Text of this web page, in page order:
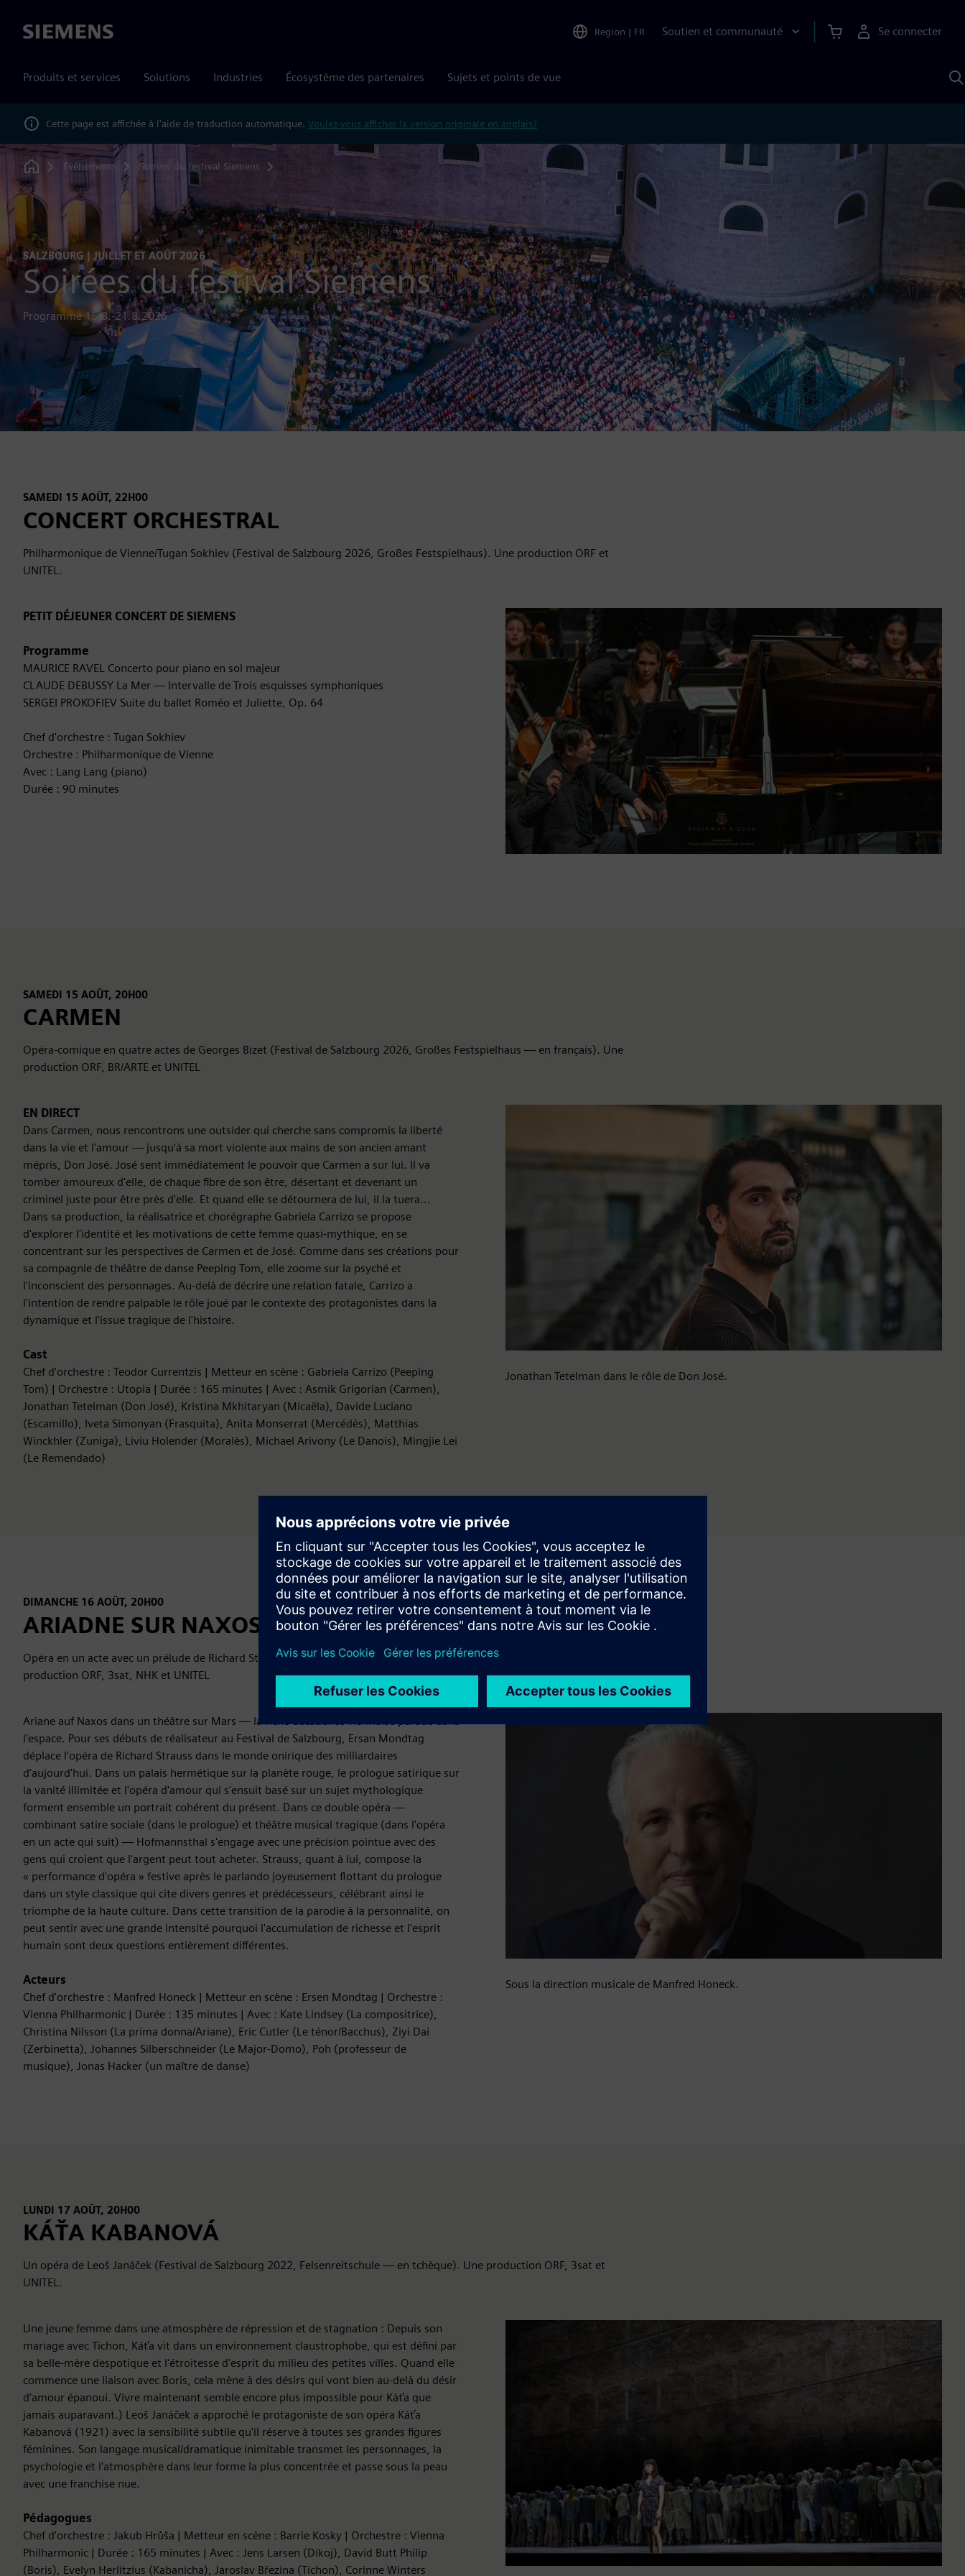
Siemens Region | FR Soutien et communauté Se connecter
Produits et services Solutions Industries Écosystème des partenaires Sujets et points de vue
Cette page est affichée à l'aide de traduction automatique. Voulez-vous afficher la version originale en anglais?
Home
Événements Soirées du festival Siemens
SALZBOURG | JUILLET ET AOÛT 2026
Soirées du festival Siemens
Programme 15.8.-21.8.2026
SAMEDI 15 AOÛT, 22H00
CONCERT ORCHESTRAL
Philharmonique de Vienne/Tugan Sokhiev (Festival de Salzbourg 2026, Großes Festspielhaus). Une production ORF et
UNITEL.
PETIT DÉJEUNER CONCERT DE SIEMENS
Programme
MAURICE RAVEL Concerto pour piano en sol majeur
CLAUDE DEBUSSY La Mer — Intervalle de Trois esquisses symphoniques
SERGEI PROKOFIEV Suite du ballet Roméo et Juliette, Op. 64
Chef d'orchestre : Tugan Sokhiev
Orchestre : Philharmonique de Vienne
Avec : Lang Lang (piano)
Durée : 90 minutes
SAMEDI 15 AOÛT, 20H00
CARMEN
Opéra-comique en quatre actes de Georges Bizet (Festival de Salzbourg 2026, Großes Festspielhaus — en français). Une
production ORF, BR/ARTE et UNITEL
EN DIRECT
Dans Carmen, nous rencontrons une outsider qui cherche sans compromis la liberté
dans la vie et l'amour — jusqu'à sa mort violente aux mains de son ancien amant
mépris, Don José. José sent immédiatement le pouvoir que Carmen a sur lui. Il va
tomber amoureux d'elle, de chaque fibre de son être, désertant et devenant un
criminel juste pour être près d'elle. Et quand elle se détournera de lui, il la tuera...
Dans sa production, la réalisatrice et chorégraphe Gabriela Carrizo se propose
d'explorer l'identité et les motivations de cette femme quasi-mythique, en se
concentrant sur les perspectives de Carmen et de José. Comme dans ses créations pour
sa compagnie de théâtre de danse Peeping Tom, elle zoome sur la psyché et
l'inconscient des personnages. Au-delà de décrire une relation fatale, Carrizo a
l'intention de rendre palpable le rôle joué par le contexte des protagonistes dans la
dynamique et l'issue tragique de l'histoire.
Cast
Chef d'orchestre : Teodor Currentzis | Metteur en scène : Gabriela Carrizo (Peeping
Tom) | Orchestre : Utopia | Durée : 165 minutes | Avec : Asmik Grigorian (Carmen),
Jonathan Tetelman (Don José), Kristina Mkhitaryan (Micaëla), Davide Luciano
(Escamillo), Iveta Simonyan (Frasquita), Anita Monserrat (Mercédès), Matthias
Winckhler (Zuniga), Liviu Holender (Moralès), Michael Arivony (Le Danois), Mingjie Lei
(Le Remendado)
Jonathan Tetelman dans le rôle de Don José.
DIMANCHE 16 AOÛT, 20H00
ARIADNE SUR NAXOS
Opéra en un acte avec un prélude de Richard Strauss (Festival de Salzbourg 2026, Haus für Mozart — en allemand). Une
production ORF, 3sat, NHK et UNITEL
Ariane auf Naxos dans un théâtre sur Mars — la riche décadence viennoise perdue dans
l'espace. Pour ses débuts de réalisateur au Festival de Salzbourg, Ersan Mondtag
déplace l'opéra de Richard Strauss dans le monde onirique des milliardaires
d'aujourd'hui. Dans un palais hermétique sur la planète rouge, le prologue satirique sur
la vanité illimitée et l'opéra d'amour qui s'ensuit basé sur un sujet mythologique
forment ensemble un portrait cohérent du présent. Dans ce double opéra —
combinant satire sociale (dans le prologue) et théâtre musical tragique (dans l'opéra
en un acte qui suit) — Hofmannsthal s'engage avec une précision pointue avec des
gens qui croient que l'argent peut tout acheter. Strauss, quant à lui, compose la
« performance d'opéra » festive après le parlando joyeusement flottant du prologue
dans un style classique qui cite divers genres et prédécesseurs, célébrant ainsi le
triomphe de la haute culture. Dans cette transition de la parodie à la personnalité, on
peut sentir avec une grande intensité pourquoi l'accumulation de richesse et l'esprit
humain sont deux questions entièrement différentes.
Acteurs
Chef d'orchestre : Manfred Honeck | Metteur en scène : Ersen Mondtag | Orchestre :
Vienna Philharmonic | Durée : 135 minutes | Avec : Kate Lindsey (La compositrice),
Christina Nilsson (La prima donna/Ariane), Eric Cutler (Le ténor/Bacchus), Ziyi Dai
(Zerbinetta), Johannes Silberschneider (Le Major-Domo), Poh (professeur de
musique), Jonas Hacker (un maître de danse)
Sous la direction musicale de Manfred Honeck.
LUNDI 17 AOÛT, 20H00
KÁŤA KABANOVÁ
Un opéra de Leoš Janáček (Festival de Salzbourg 2022, Felsenreitschule — en tchèque). Une production ORF, 3sat et
UNITEL.
Une jeune femme dans une atmosphère de répression et de stagnation : Depuis son
mariage avec Tichon, Káťa vit dans un environnement claustrophobe, qui est défini par
sa belle-mère despotique et l'étroitesse d'esprit du milieu des petites villes. Quand elle
commence une liaison avec Boris, cela mène à des désirs qui vont bien au-delà du désir
d'amour épanoui. Vivre maintenant semble encore plus impossible pour Káťa que
jamais auparavant.) Leoš Janáček a approché le protagoniste de son opéra Káťa
Kabanová (1921) avec la sensibilité subtile qu'il réserve à toutes ses grandes figures
féminines. Son langage musical/dramatique inimitable transmet les personnages, la
psychologie et l'atmosphère dans leur forme la plus concentrée et passe sous la peau
avec une franchise nue.
Pédagogues
Chef d'orchestre : Jakub Hrůša | Metteur en scène : Barrie Kosky | Orchestre : Vienna
Philharmonic | Durée : 165 minutes | Avec : Jens Larsen (Dikoj), David Butt Philip
(Boris), Evelyn Herlitzius (Kabanicha), Jaroslav Březina (Tichon), Corinne Winters